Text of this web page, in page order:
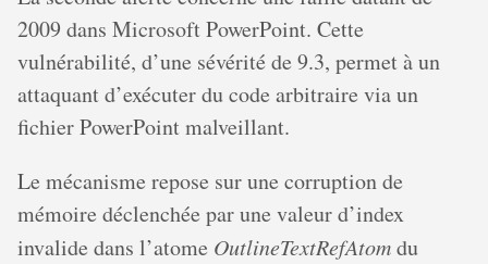
2009 dans Microsoft PowerPoint. Cette
vulnérabilité, d’une sévérité de 9.3, permet à un
attaquant d’exécuter du code arbitraire via un
fichier PowerPoint malveillant.
Le mécanisme repose sur une corruption de
mémoire déclenchée par une valeur d’index
invalide dans l’atome OutlineTextRefAtomdu